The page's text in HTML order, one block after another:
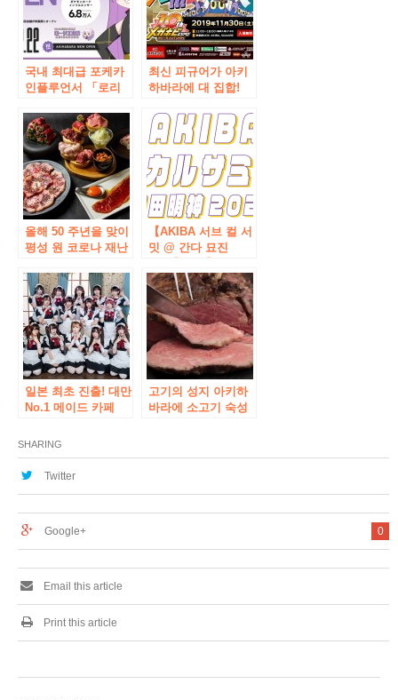
국내 최대급 포케카
인플루언서 「로리
쿄 점포가 아키하바
라에 2월 22일부터
그랜드 오픈 결정. 오
픈으로부터 3일간은
한정 이벤트의 개최
도 결정.
최신 피규어가 아키
하바라에 대 집합!
2019 Autumn”개최
안내
올해 50 주년을 맞이
평성 원 코로나 재난
없었던 새로운 형태
의 소고기 뷔페 불고
기를 전개. 프로듀스
하는 것은 스파이스
웍스 11 월 16 일 아
키하바라에 「정육
점 골목 ‘오픈!
【AKIBA 서브 컬 서
밋 @ 간다 묘진
바라에 활기찬 광장
2023】을 개최!
일본 최초 진출! 대만
No.1 메이드 카페
카페」가 2023년 12
월 10일(일) 아키하
바라에 오픈
고기의 성지 아키하
바라에 소고기 숙성
술도 다수! 고급 로스
SHARING
Twitter
0
Google+
Email this article
Print this article